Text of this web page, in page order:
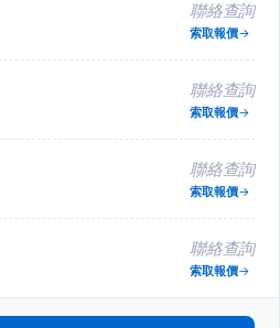
聯絡查詢
索取報價
聯絡查詢
索取報價
聯絡查詢
索取報價
聯絡查詢
索取報價